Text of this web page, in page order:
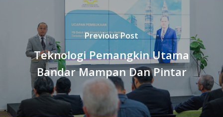
Previous Post
Teknologi Pemangkin Utama
Bandar Mampan Dan Pintar